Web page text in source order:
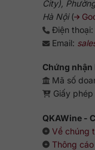
City),
Hà Nội(
Điện thoại:
Email:
Chứng
Mã số
Giấy phép
QKAWine -
Về chúng
Thông